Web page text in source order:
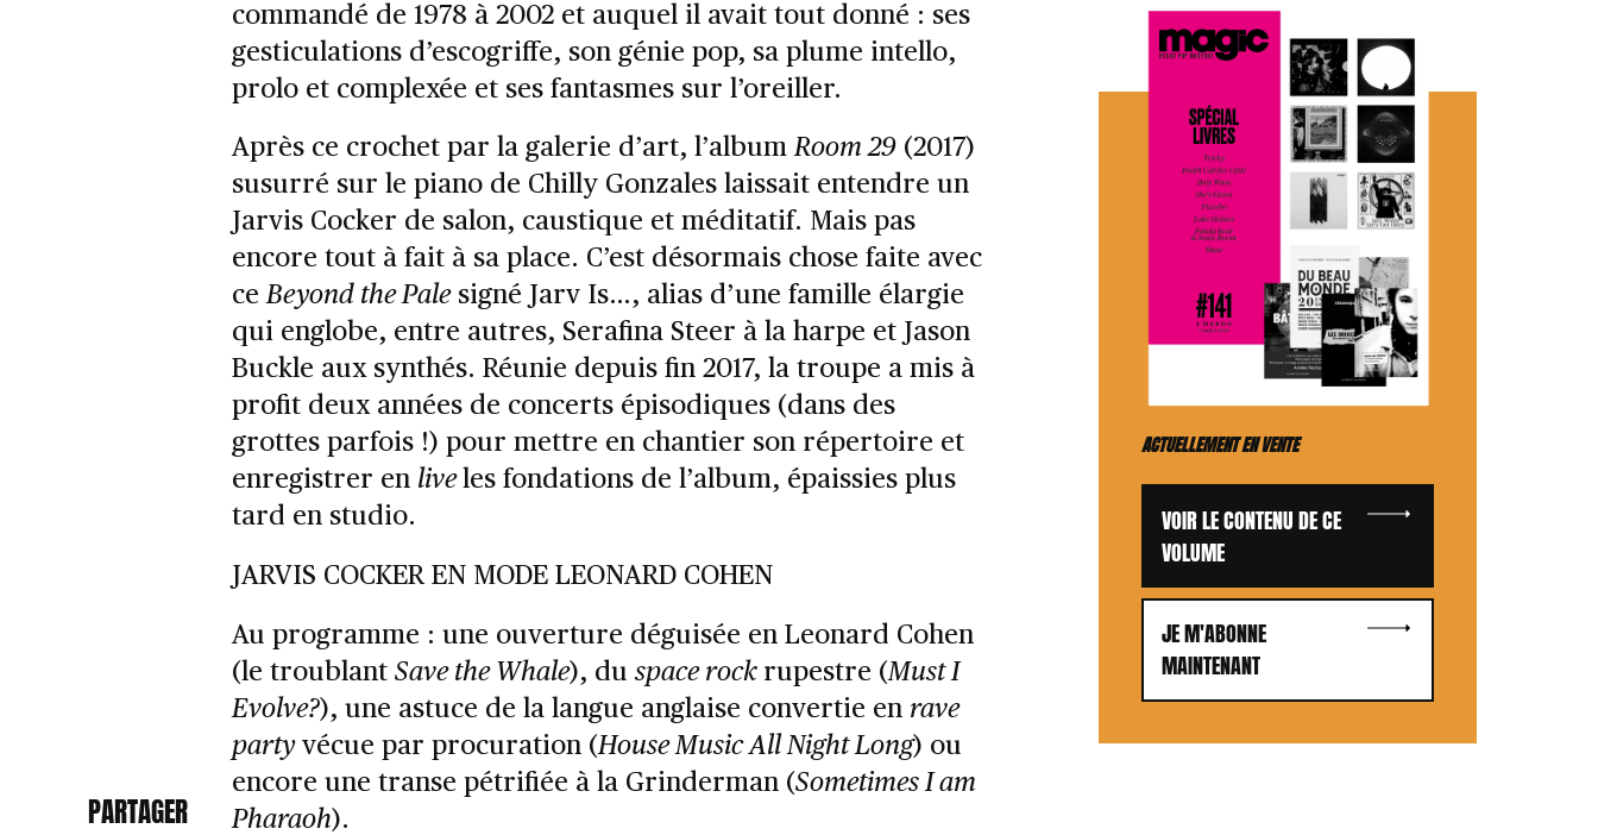
PARTAGER
commandé de 1978 à 2002 et auquel il avait tout donné : ses
gesticulations d’escogriffe, son génie pop, sa plume intello,
prolo et complexée et ses fantasmes sur l’oreiller.
Après ce crochet par la galerie d’art, l’albumRoom 29(2017)
susurré sur le piano de Chilly Gonzales laissait entendre un
Jarvis Cocker de salon, caustique et méditatif. Mais pas
encore tout à fait à sa place. C’est désormais chose faite avec
ceBeyond the Palesigné Jarv Is…, alias d’une famille élargie
qui englobe, entre autres, Serafina Steer à la harpe et Jason
Buckle aux synthés. Réunie depuis fin 2017, la troupe a mis à
profit deux années de concerts épisodiques (dans des
grottes parfois !) pour mettre en chantier son répertoire et
enregistrer en liveles fondations de l’album, épaissies plus
tard en studio.
JARVIS COCKER EN MODE LEONARD COHEN
Au programme : une ouverture déguisée en Leonard Cohen
(le troublant Save the Whale), du space rock rupestre (Must I
Evolve?), une astuce de la langue anglaise convertie en rave
partyvécue par procuration (House Music All Night Long) ou
encore une transe pétrifiée à la Grinderman (Sometimes I am
Pharaoh).
ACTUELLEMENT EN VENTE
VOIR LE CONTENU DE CE
VOLUME
JE M'ABONNE
MAINTENANT